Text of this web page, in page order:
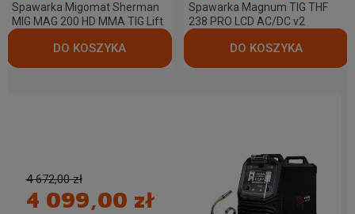
Spawarka Migomat Sherman
MIG MAG 200 HD MMA TIG Lift
Spawarka Magnum TIG THF
238 PRO LCD AC/DC v2
4 099,00 zł
4 672,00 zł